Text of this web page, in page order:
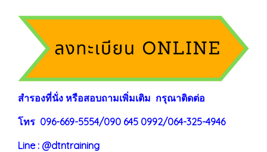
สำรองที่นั่ง หรือสอบถามเพิ่มเติม กรุณาติดต่อ
โทร 096-669-5554/090 645 0992/064-325-4946
Line : @dtntraining